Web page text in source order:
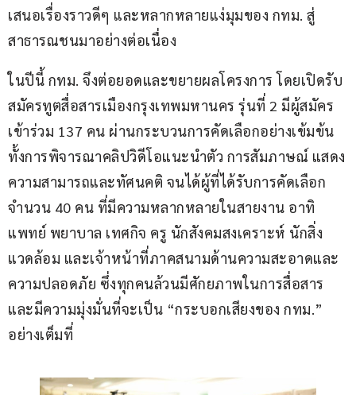
เสนอเรื่องราวดีๆ และหลากหลายแง่มุมของ กทม. สู่
สาธารณชนมาอย่างต่อเนื่อง
ในปีนี้ กทม. จึงต่อยอดและขยายผลโครงการ โดยเปิดรับ
สมัครทูตสื่อสารเมืองกรุงเทพมหานคร รุ่นที่ 2 มีผู้สมัคร
เข้าร่วม 137 คน ผ่านกระบวนการคัดเลือกอย่างเข้มข้น
ทั้งการพิจารณาคลิปวิดีโอแนะนำตัว การสัมภาษณ์ แสดง
ความสามารถและทัศนคติ จนได้ผู้ที่ได้รับการคัดเลือก
จำนวน 40 คน ที่มีความหลากหลายในสายงาน อาทิ
แพทย์ พยาบาล เทศกิจ ครู นักสังคมสงเคราะห์ นักสิ่ง
แวดล้อม และเจ้าหน้าที่ภาคสนามด้านความสะอาดและ
ความปลอดภัย ซึ่งทุกคนล้วนมีศักยภาพในการสื่อสาร
และมีความมุ่งมั่นที่จะเป็น “กระบอกเสียงของ กทม.”
อย่างเต็มที่